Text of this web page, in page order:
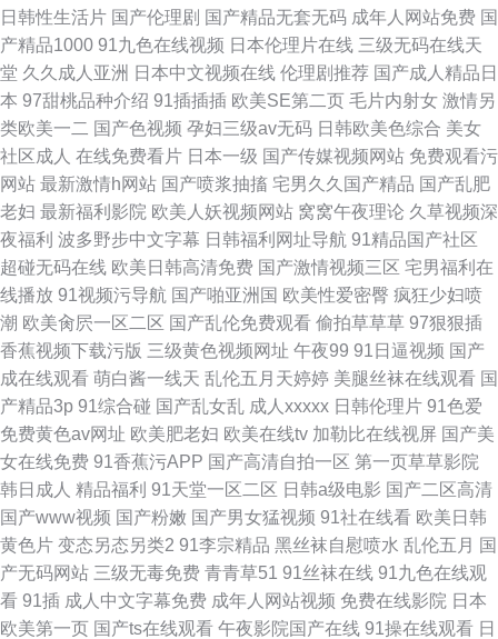
日韩性生活片 国产伦理剧 国产精品无套无码 成年人网站免费 国
产精品1000 91九色在线视频 日本伦理片在线 三级无码在线天
堂 久久成人亚洲 日本中文视频在线 伦理剧推荐 国产成人精品日
本 97甜桃品种介绍 91插插插 欧美SE第二页 毛片内射女 激情另
类欧美一二 国产色视频 孕妇三级av无码 日韩欧美色综合 美女
社区成人 在线免费看片 日本一级 国产传媒视频网站 免费观看污
网站 最新激情h网站 国产喷浆抽搐 宅男久久国产精品 国产乱肥
老妇 最新福利影院 欧美人妖视频网站 窝窝午夜理论 久草视频深
夜福利 波多野步中文字幕 日韩福利网址导航 91精品国产社区
超碰无码在线 欧美日韩高清免费 国产激情视频三区 宅男福利在
线播放 91视频污导航 国产啪亚洲国 欧美性爱密臀 疯狂少妇喷
潮 欧美肏屄一区二区 国产乱伦免费观看 偷拍草草草 97狠狠插
香蕉视频下载污版 三级黄色视频网址 午夜99 91日逼视频 国产
成在线观看 萌白酱一线天 乱伦五月天婷婷 美腿丝袜在线观看 国
产精品3p 91综合碰 国产乱女乱 成人xxxxx 日韩伦理片 91色爱
免费黄色av网址 欧美肥老妇 欧美在线tv 加勒比在线视屏 国产美
女在线免费 91香蕉污APP 国产高清自拍一区 第一页草草影院
韩日成人 精品福利 91天堂一区二区 日韩a级电影 国产二区高清
国产www视频 国产粉嫩 国产男女猛视频 91社在线看 欧美日韩
黄色片 变态另态另类2 91李宗精品 黑丝袜自慰喷水 乱伦五月 国
产无码网站 三级无毒免费 青青草51 91丝袜在线 91九色在线观
看 91插 成人中文字幕免费 成年人网站视频 免费在线影院 日本
欧美第一页 国产ts在线观看 午夜影院国产在线 91操在线观看 日